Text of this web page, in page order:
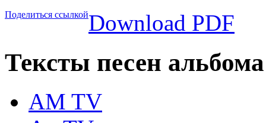
Поделиться ссылкойDownload PDF
Тексты песен
AM TV